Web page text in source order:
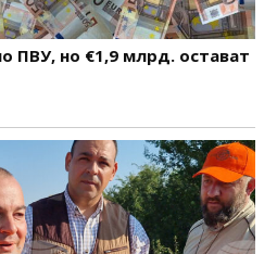
ПВУ, но €1,9 млрд. остават